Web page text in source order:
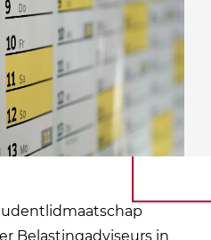
Belastingadviseurs in